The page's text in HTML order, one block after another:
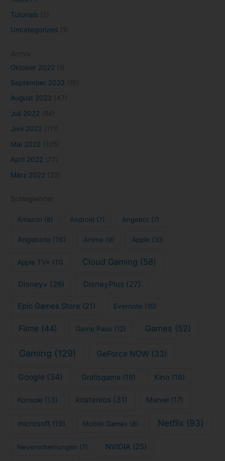
Tutorials
Uncategorized
Oktober 2022
September 2022
August 2022
Juli 2022
Juni 2022
Mai 2022
April 2022
März 2022
Amazon (8) Android (7) Angebot (7)
Angebote(16) Anime (9) Apple (10)
Apple TV+ (11) Cloud Gaming (58)
Disney+ (26) DisneyPlus (27)
Epic Games Store (21) Evernote (10)
Filme(44) Game Pass (12) Games (52)
Gaming (129) GeForce NOW (33)
Google (34) Gratisgame (18) Kino (18)
Konsole (13) kostenlos (31) Marvel (17)
microsoft (19) Mobile Games (8) Netflix (93)
Neuerscheinungen (7) NVIDIA (25)